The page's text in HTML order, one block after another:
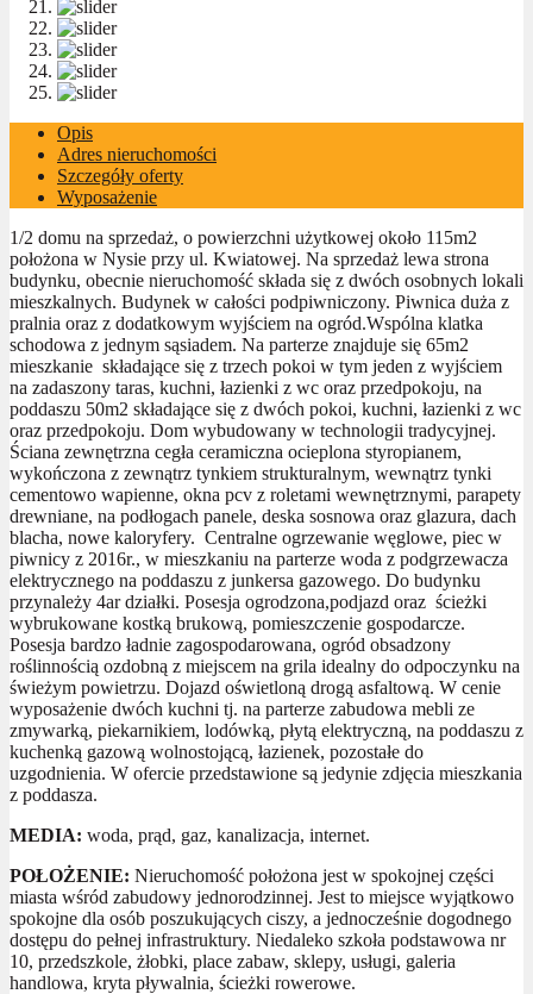
Opis
Adres nieruchomości
Szczegóły oferty
Wyposażenie
1/2 domu na sprzedaż, o powierzchni użytkowej około 115m2
położona w Nysie przy ul. Kwiatowej. Na sprzedaż lewa strona
budynku, obecnie nieruchomość składa się z dwóch osobnych lokali
mieszkalnych. Budynek w całości podpiwniczony. Piwnica duża z
pralnia oraz z dodatkowym wyjściem na ogród.Wspólna klatka
schodowa z jednym sąsiadem. Na parterze znajduje się 65m2
mieszkanie składające się z trzech pokoi w tym jeden z wyjściem
na zadaszony taras, kuchni, łazienki z wc oraz przedpokoju, na
poddaszu 50m2 składające się z dwóch pokoi, kuchni, łazienki z wc
oraz przedpokoju. Dom wybudowany w technologii tradycyjnej.
Ściana zewnętrzna cegła ceramiczna ocieplona styropianem,
wykończona z zewnątrz tynkiem strukturalnym, wewnątrz tynki
cementowo wapienne, okna pcv z roletami wewnętrznymi, parapety
drewniane, na podłogach panele, deska sosnowa oraz glazura, dach
blacha, nowe kaloryfery. Centralne ogrzewanie węglowe, piec w
piwnicy z 2016r., w mieszkaniu na parterze woda z podgrzewacza
elektrycznego na poddaszu z junkersa gazowego. Do budynku
przynależy 4ar działki. Posesja ogrodzona,podjazd oraz ścieżki
wybrukowane kostką brukową, pomieszczenie gospodarcze.
Posesja bardzo ładnie zagospodarowana, ogród obsadzony
roślinnością ozdobną z miejscem na grila idealny do odpoczynku na
świeżym powietrzu. Dojazd oświetloną drogą asfaltową. W cenie
wyposażenie dwóch kuchni tj. na parterze zabudowa mebli ze
zmywarką, piekarnikiem, lodówką, płytą elektryczną, na poddaszu z
kuchenką gazową wolnostojącą, łazienek, pozostałe do
uzgodnienia. W ofercie przedstawione są jedynie zdjęcia mieszkania
z poddasza.
MEDIA: woda, prąd, gaz, kanalizacja, internet.
POŁOŻENIE: Nieruchomość położona jest w spokojnej części
miasta wśród zabudowy jednorodzinnej. Jest to miejsce wyjątkowo
spokojne dla osób poszukujących ciszy, a jednocześnie dogodnego
dostępu do pełnej infrastruktury. Niedaleko szkoła podstawowa nr
10, przedszkole, żłobki, place zabaw, sklepy, usługi, galeria
handlowa, kryta pływalnia, ścieżki rowerowe.